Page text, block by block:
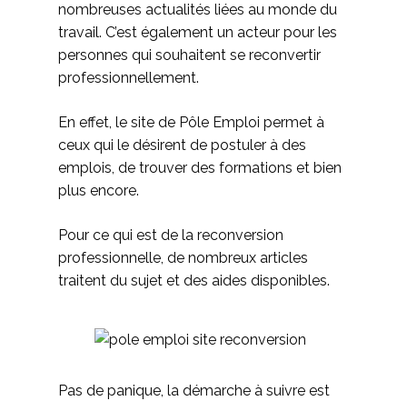
nombreuses actualités liées au monde du
travail. C’est également un acteur pour les
personnes qui souhaitent se reconvertir
professionnellement.
En effet, le site de Pôle Emploi permet à
ceux qui le désirent de postuler à des
emplois, de trouver des formations et bien
plus encore.
Pour ce qui est de la reconversion
professionnelle, de nombreux articles
traitent du sujet et des aides disponibles.
Pas de panique, la démarche à suivre est